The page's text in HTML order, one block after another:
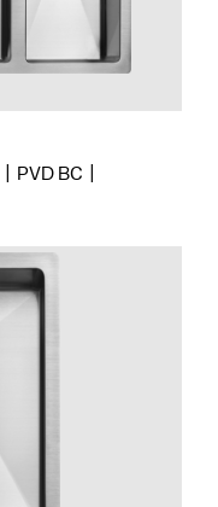
PVD BC